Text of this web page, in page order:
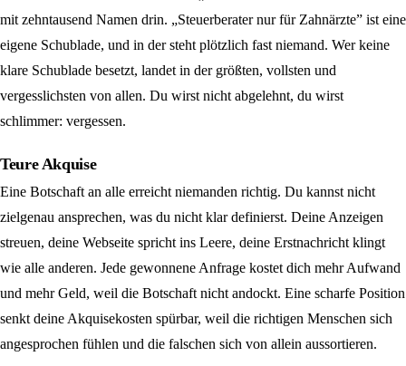
mit zehntausend Namen drin. „Steuerberater nur für Zahnärzte” ist eine
eigene Schublade, und in der steht plötzlich fast niemand. Wer keine
klare Schublade besetzt, landet in der größten, vollsten und
vergesslichsten von allen. Du wirst nicht abgelehnt, du wirst
schlimmer: vergessen.
Teure Akquise
Eine Botschaft an alle erreicht niemanden richtig. Du kannst nicht
zielgenau ansprechen, was du nicht klar definierst. Deine Anzeigen
streuen, deine Webseite spricht ins Leere, deine Erstnachricht klingt
wie alle anderen. Jede gewonnene Anfrage kostet dich mehr Aufwand
und mehr Geld, weil die Botschaft nicht andockt. Eine scharfe Position
senkt deine Akquisekosten spürbar, weil die richtigen Menschen sich
angesprochen fühlen und die falschen sich von allein aussortieren.